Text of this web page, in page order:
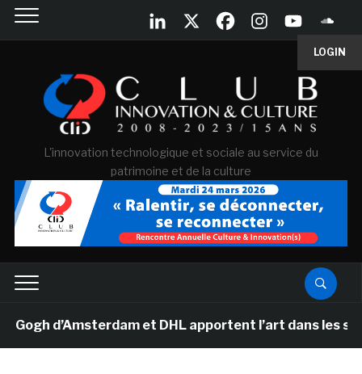
LOGIN
L'innovation technologique et sociale au service du
patrimoine et de la culture
d’Amsterdam et DHL apportent l’art dans les